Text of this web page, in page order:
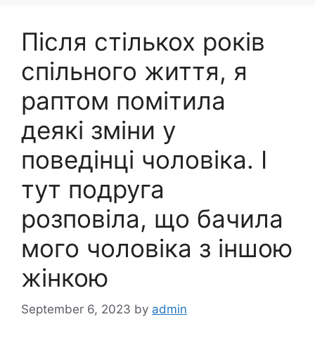
Після стількох років
спільного життя, я
раптом помітила
деякі зміни у
поведінці чоловіка. І
тут подруга
розповіла, що бачила
мого чоловіка з іншою
жінкою
September 6, 2023 by admin